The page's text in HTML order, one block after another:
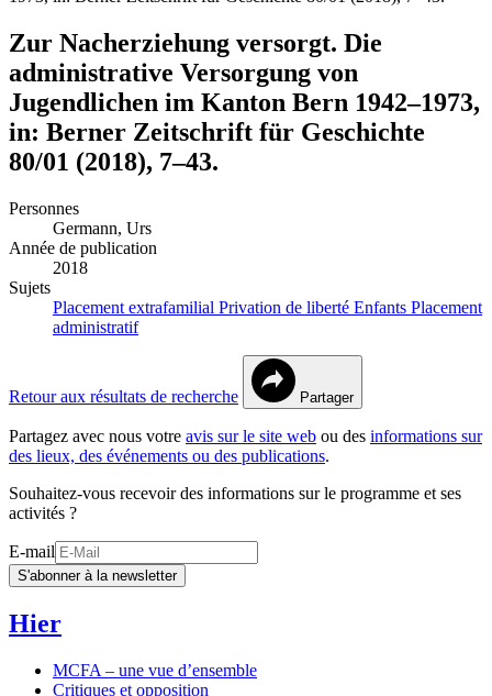
Zur Nacherziehung versorgt. Die
administrative Versorgung von
Jugendlichen im Kanton Bern 1942–1973,
in: Berner Zeitschrift für Geschichte
80/01 (2018), 7–43.
Personnes
Germann, Urs
Année de publication
2018
Sujets
Placement extrafamilial Privation de liberté Enfants Placement
administratif
Retour aux résultats de recherche Partager
Partagez avec nous votre avis sur le site web ou des informations sur
des lieux, des événements ou des publications.
Souhaitez-vous recevoir des informations sur le programme et ses
activités ?
E-mail
S'abonner à la newsletter
Hier
MCFA – une vue d’ensemble
Critiques et opposition